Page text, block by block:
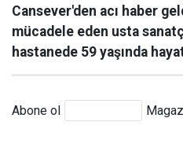
Cansever'den acı haber
mücadele eden usta
hastanede 59 yaşında
Abone ol